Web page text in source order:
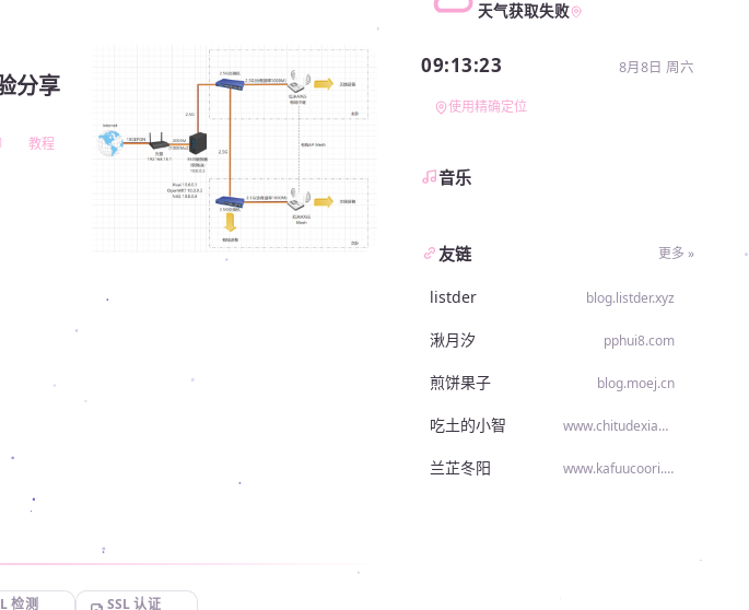
分享
教程
天气获取失败
09:13:24 8月8日 周六
使用精确定位
音乐
友链 更多 »
listder blog.listder.xyz
湫月汐 pphui8.com
煎饼果子 blog.moej.cn
吃土的小智 www.chitudexiaozhi.com
兰芷冬阳 www.kafuucoori.top
检测 SSL 认证